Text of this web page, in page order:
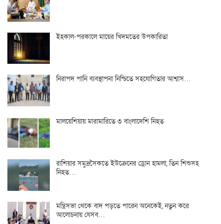
ইহকাল-পরকালে মায়ের খিদমতের উপকারিতা
নিরাপদ পানি ব্যবস্থাপনা নিশ্চিতে সহযোগিতার আশ্বাস…
মালয়েশিয়ায় মারামারিতে ৩ বাংলাদেশি নিহত
রাশিয়ার সমুদ্রসৈকতে ইউক্রেনের ড্রোন হামলা, তিন শিশুসহ
নিহত…
মন্ত্রিসভা থেকে বাদ পড়তে পারেন অনেকেই, নতুন করে
আলোচনায় যেসব…